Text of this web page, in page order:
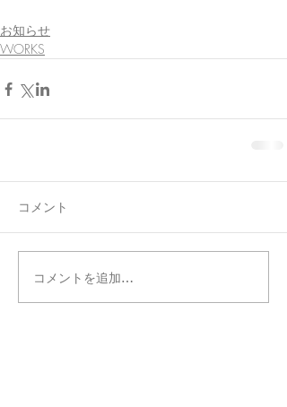
お知らせ
WORKS
コメント
コメントを追加…